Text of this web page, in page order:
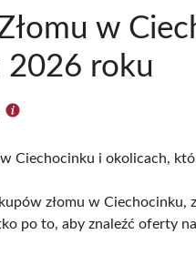
w
2026 roku
Ciechocinku i okolicach,
złomu w Ciechocinku,
po to, aby znaleźć oferty